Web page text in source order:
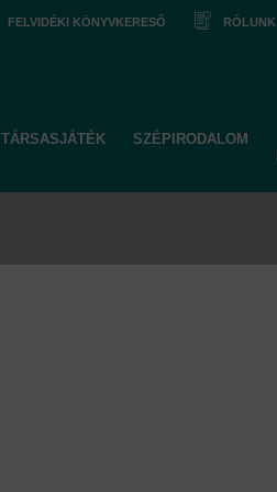
FELVIDÉKI KÖNYVKERESŐ RÓLUNK
TÁRSASJÁTÉK SZÉPIRODALOM